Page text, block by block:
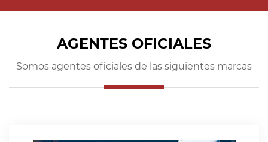
AGENTES OFICIALES
Somos agentes oficiales de las siguientes marcas